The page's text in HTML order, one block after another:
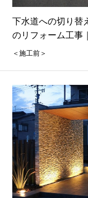
下水道への切り替
のリフォーム工事
＜施工前＞